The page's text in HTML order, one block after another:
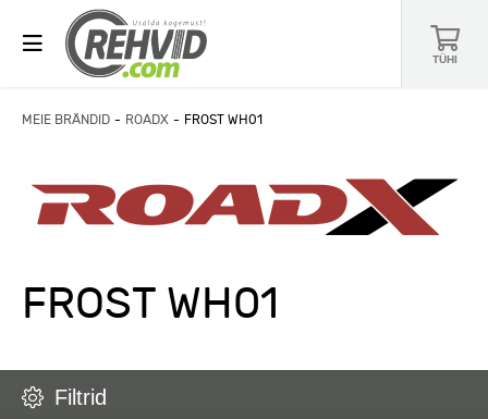
TÜHI
MEIE BRÄNDID ROADX FROST WH01
FROST WH01
Filtrid